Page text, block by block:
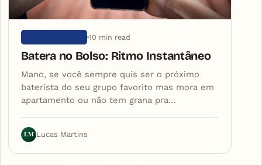
10 min read
Batera no Bolso: Ritmo Instantâneo
Mano, se você sempre quis ser o próximo
baterista do seu grupo favorito mas mora em
apartamento ou não tem grana pra…
LM Lucas Martins